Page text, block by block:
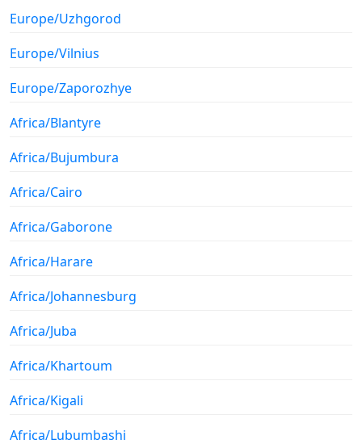
Europe/Uzhgorod
Europe/Vilnius
Europe/Zaporozhye
Africa/Blantyre
Africa/Bujumbura
Africa/Cairo
Africa/Gaborone
Africa/Harare
Africa/Johannesburg
Africa/Juba
Africa/Khartoum
Africa/Kigali
Africa/Lubumbashi